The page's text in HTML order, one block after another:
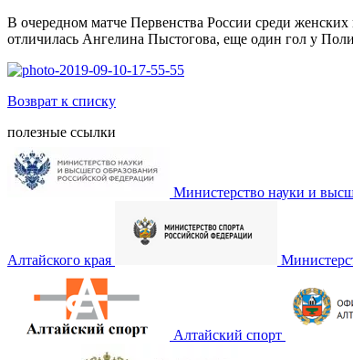
В очередном матче Первенства России среди
отличилась Ангелина Пыстогова, еще один гол у
Возврат к списку
полезные ссылки
Министерство науки и
Алтайского края
Алтайский спорт